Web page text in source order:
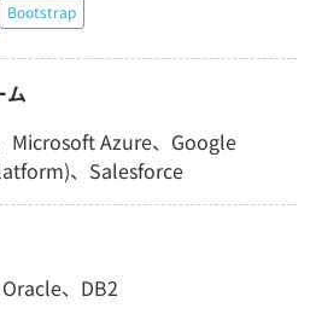
Bootstrap
ム
Microsoft Azure、Google
、Salesforce
、DB2